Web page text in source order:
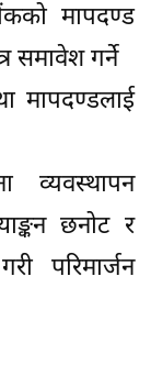
मापदण्ड
समावेश गर्ने
मापदण्डलाई
व्यवस्थापन
छनोट र
परिमार्जन